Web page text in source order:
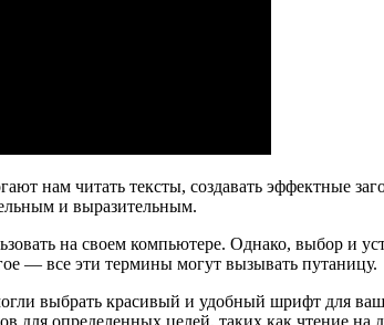
нам читать тексты, создавать эффектные
и выразительным.
на своем компьютере. Однако, выбор и
— все эти термины могут вызывать путаницу.
выбрать красивый и удобный шрифт для
определенных целей, таких как чтение на